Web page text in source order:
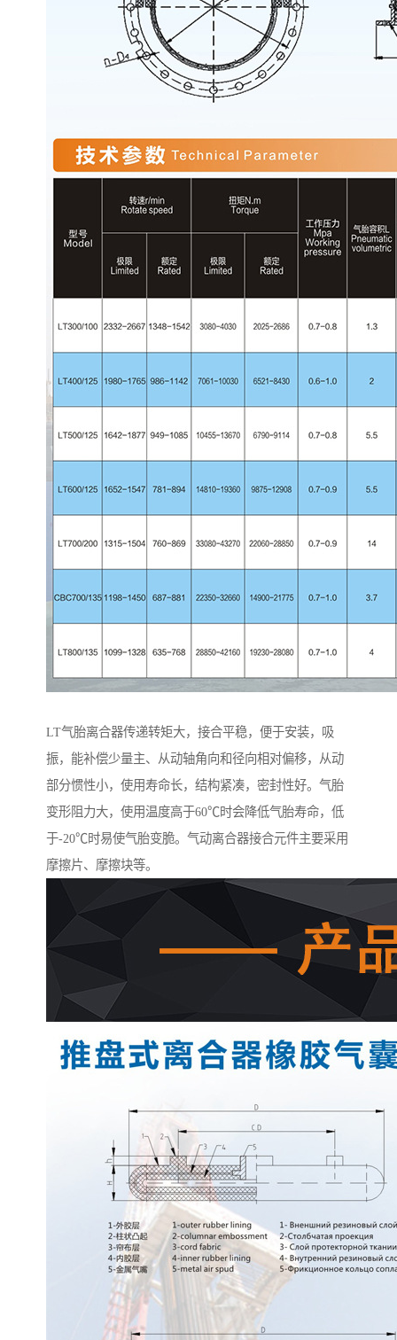
LT气胎离合器传递转矩大，接合平稳，便于安装，吸
振，能补偿少量主、从动轴角向和径向相对偏移，从动
部分惯性小，使用寿命长，结构紧凑，密封性好。气胎
变形阻力大，使用温度高于60℃时会降低气胎寿命，低
于-20℃时易使气胎变脆。气动离合器接合元件主要采用
摩擦片、摩擦块等。